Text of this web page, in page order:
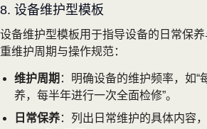
8. 设备维护型模板
设备维护型模板用于指导设备的日常保
重维护周期与操作规范：
维护周期 ：明确设备的维护频率，如“
养，每半年进行一次全面检修”。
日常保养：列出日常维护的具体内容